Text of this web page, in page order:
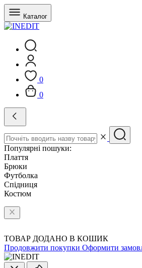
Каталог
0
0
Популярні пошуки:
Плаття
Брюки
Футболка
Спідниця
Костюм
ТОВАР ДОДАНО В КОШИК
Продовжити покупки Оформити